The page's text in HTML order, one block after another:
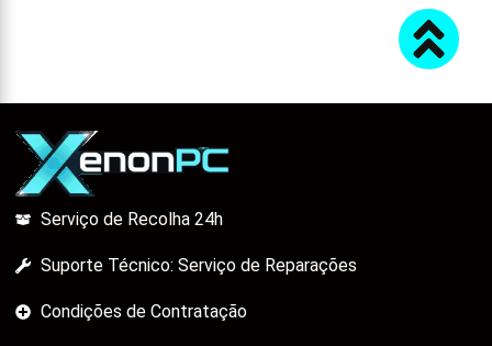
Serviço de Recolha 24h
Suporte Técnico: Serviço de Reparações
Condições de Contratação